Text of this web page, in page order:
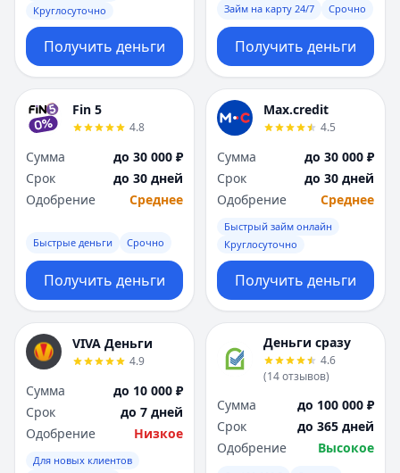
Круглосуточно
Получить деньги
Займ на карту 24/7 Срочно
Получить деньги
Fin 5
4.8
Сумма
до 30 000 ₽
Срок
до 30 дней
Одобрение
Среднее
Быстрые деньги Срочно
Получить деньги
Max.credit
4.5
Сумма
до 30 000 ₽
Срок
до 30 дней
Одобрение
Среднее
Быстрый займ онлайн
Круглосуточно
Получить деньги
VIVA Деньги
4.9
Сумма
до 10 000 ₽
Срок
до 7 дней
Одобрение
Низкое
Для новых клиентов
Деньги сразу
4.6
(14отзывов)
Сумма
до 100 000 ₽
Срок
до 365 дней
Одобрение
Высокое